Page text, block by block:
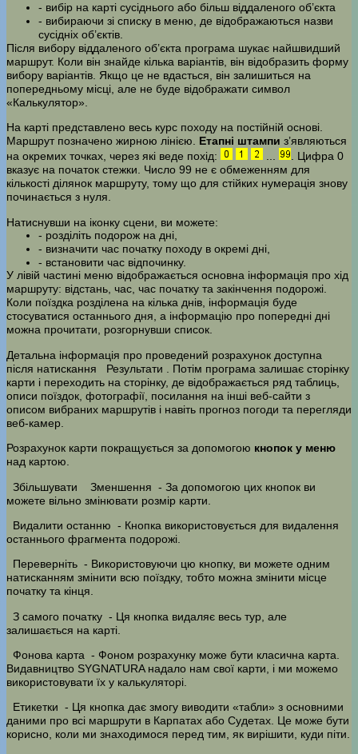
- вибір на карті сусіднього або більш віддаленого об’єкта
- вибираючи зі списку в меню, де відображаються назви
сусідніх об’єктів.
Після вибору віддаленого об’єкта програма шукає найшвидший
маршрут. Коли він знайде кілька варіантів, він відобразить форму
вибору варіантів. Якщо це не вдасться, він залишиться на
попередньому місці, але не буде відображати символ
«Калькулятор».
На карті представлено весь курс походу на постійній основі.
Маршрут позначено жирною лінією. Етапні штампи з’являються
на окремих точках, через які веде похід:
. Цифра 0
вказує на початок стежки. Число 99 не є обмеженням для
кількості ділянок маршруту, тому що для стійких нумерація знову
починається з нуля.
Натиснувши на іконку сцени, ви можете:
- розділіть подорож на дні,
- визначити час початку походу в окремі дні,
- встановити час відпочинку.
У лівій частині меню відображається основна інформація про хід
маршруту: відстань, час, час початку та закінчення подорожі.
Коли поїздка розділена на кілька днів, інформація буде
стосуватися останнього дня, а інформацію про попередні дні
можна прочитати, розгорнувши список.
Детальна інформація про проведений розрахунок доступна
після натискання
Результати
. Потім програма залишає сторінку
карти і переходить на сторінку, де відображається ряд таблиць,
описи поїздок, фотографії, посилання на інші веб-сайти з
описом вибраних маршрутів і навіть прогноз погоди та перегляди
веб-камер.
Розрахунок карти покращується за допомогою кнопок у меню
над картою.
Збільшувати
Зменшення - За допомогою цих кнопок ви
можете вільно змінювати розмір карти.
Видалити останню - Кнопка використовується для видалення
останнього фрагмента подорожі.
Переверніть - Використовуючи цю кнопку, ви можете одним
натисканням змінити всю поїздку, тобто можна змінити місце
початку та кінця.
З самого початку - Ця кнопка видаляє весь тур, але
залишається на карті.
Фонова карта - Фоном розрахунку може бути класична карта.
Видавництво SYGNATURA надало нам свої карти, і ми можемо
використовувати їх у калькуляторі.
Етикетки - Ця кнопка дає змогу виводити «табли» з основними
даними про всі маршрути в Карпатах або Судетах. Це може бути
корисно, коли ми знаходимося перед тим, як вирішити, куди піти.